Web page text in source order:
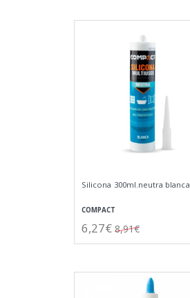
Silicona 300ml.neutra blanca
COMPACT
6,27€ 8,91€